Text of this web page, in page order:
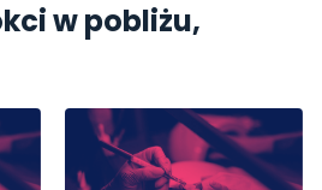
w pobliżu,